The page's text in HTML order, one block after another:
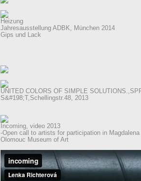
Heizung
Jahresausstellung ADBK, München 2014
Gips und Lack
UNITED COLORS OF SIMPLE
S&#198;T,Schellingstr.48, 2013
Incoming, video 2013
-Open call to artists for participation in
Olomouc Museum of Art